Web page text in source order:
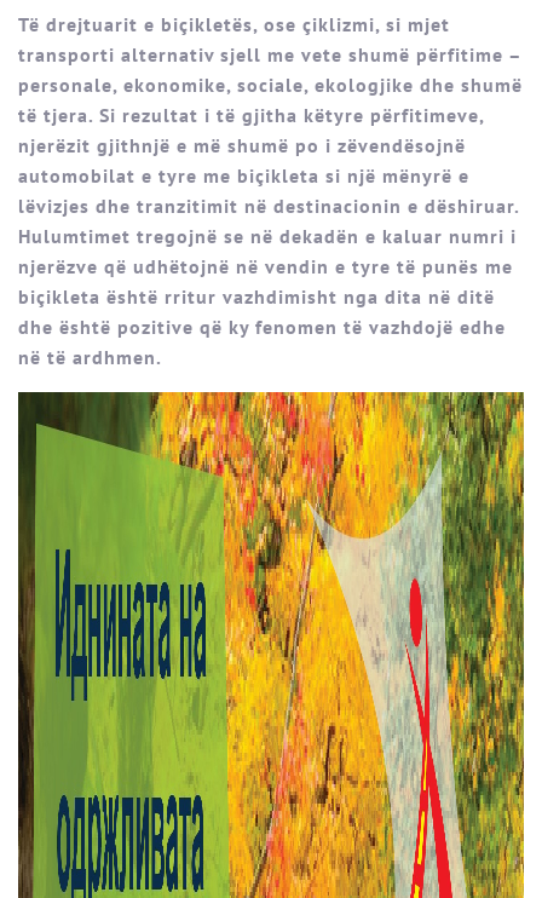
Të drejtuarit e biçikletës, ose çiklizmi, si mjet
transporti alternativ sjell me vete shumë përfitime –
personale, ekonomike, sociale, ekologjike dhe shumë
të tjera. Si rezultat i të gjitha këtyre përfitimeve,
njerëzit gjithnjë e më shumë po i zëvendësojnë
automobilat e tyre me biçikleta si një mënyrë e
lëvizjes dhe tranzitimit në destinacionin e dëshiruar.
Hulumtimet tregojnë se në dekadën e kaluar numri i
njerëzve që udhëtojnë në vendin e tyre të punës me
biçikleta është rritur vazhdimisht nga dita në ditë
dhe është pozitive që ky fenomen të vazhdojë edhe
në të ardhmen.